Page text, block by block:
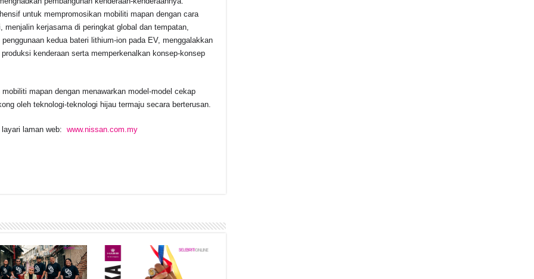
untuk mempromosikan mobiliti mapan dengan cara
kerjasama di peringkat global dan tempatan,
kedua bateri lithium-ion pada EV, menggalakkan
kenderaan serta memperkenalkan konsep-konsep
mapan dengan menawarkan model-model cekap
oleh teknologi-teknologi hijau termaju secara berterusan.
laman web: www.nissan.com.my